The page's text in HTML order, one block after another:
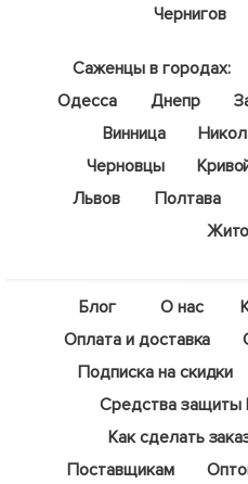
Чернигов
Саженцы в городах:
Одесса
Днепр
Винница
Черновцы
Львов
Полтава
Блог О нас
Оплата и доставка
Подписка на скидки
Средства защиты
Как сделать
Поставщикам